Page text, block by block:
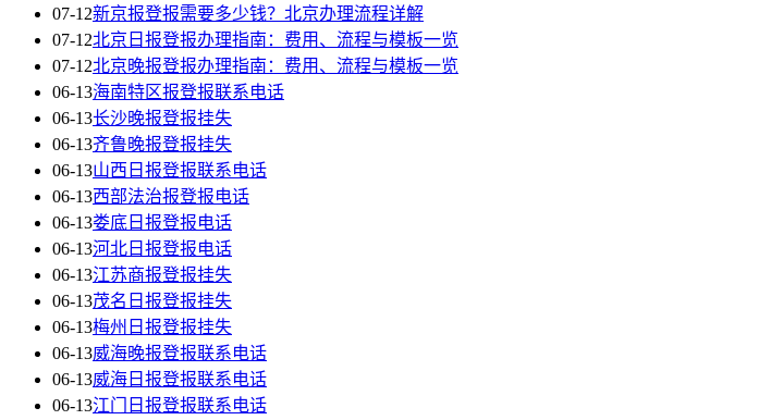
07-12新京报登报需要多少钱？北京办理流程详解
07-12北京日报登报办理指南：费用、流程与模板一览
07-12北京晚报登报办理指南：费用、流程与模板一览
06-13海南特区报登报联系电话
06-13长沙晚报登报挂失
06-13齐鲁晚报登报挂失
06-13山西日报登报联系电话
06-13西部法治报登报电话
06-13娄底日报登报电话
06-13河北日报登报电话
06-13江苏商报登报挂失
06-13茂名日报登报挂失
06-13梅州日报登报挂失
06-13威海晚报登报联系电话
06-13威海日报登报联系电话
06-13江门日报登报联系电话